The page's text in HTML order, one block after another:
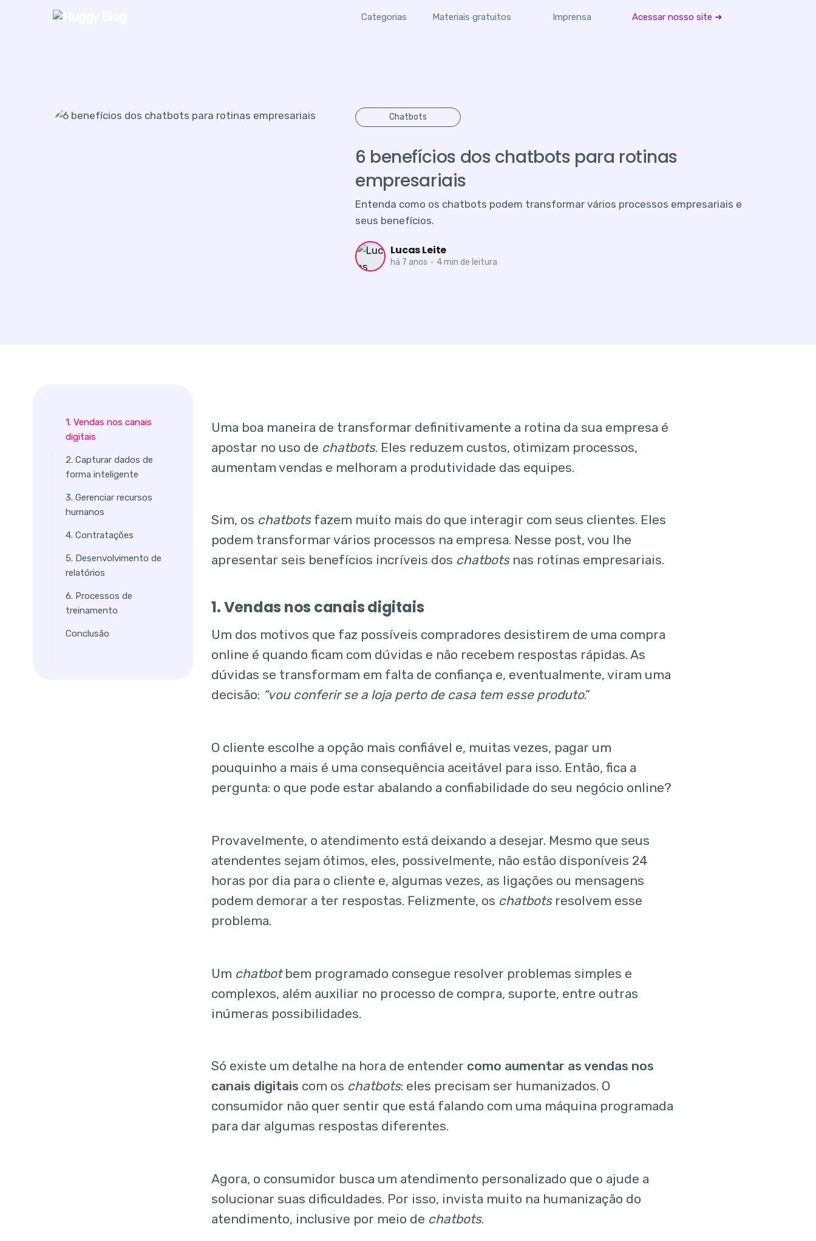
Categorias Materiais gratuitos Imprensa Acessar nosso site ➜
Chatbots
6 benefícios dos chatbots para rotinas
empresariais
Entenda como os chatbots podem transformar vários processos empresariais e
seus benefícios.
Lucas Leite
há 7 anos • 4 min de leitura
1. Vendas nos canais
digitais
2. Capturar dados de
forma inteligente
3. Gerenciar recursos
humanos
4. Contratações
5. Desenvolvimento de
relatórios
6. Processos de
treinamento
Conclusão
Uma boa maneira de transformar definitivamente a rotina da sua empresa é
apostar no uso de chatbots. Eles reduzem custos, otimizam processos,
aumentam vendas e melhoram a produtividade das equipes.
Sim, os chatbotsfazem muito mais do que interagir com seus clientes. Eles
podem transformar vários processos na empresa. Nesse post, vou lhe
apresentar seis benefícios incríveis dos chatbotsnas rotinas empresariais.
1. Vendas nos canais digitais
Um dos motivos que faz possíveis compradores desistirem de uma compra
online é quando ficam com dúvidas e não recebem respostas rápidas. As
dúvidas se transformam em falta de confiança e, eventualmente, viram uma
decisão: “vou conferir se a loja perto de casa tem esse produto.”
O cliente escolhe a opção mais confiável e, muitas vezes, pagar um
pouquinho a mais é uma consequência aceitável para isso. Então, fica a
pergunta: o que pode estar abalando a confiabilidade do seu negócio online?
Provavelmente, o atendimento está deixando a desejar. Mesmo que seus
atendentes sejam ótimos, eles, possivelmente, não estão disponíveis 24
horas por dia para o cliente e, algumas vezes, as ligações ou mensagens
podem demorar a ter respostas. Felizmente, os chatbotsresolvem esse
problema.
Um chatbotbem programado consegue resolver problemas simples e
complexos, além auxiliar no processo de compra, suporte, entre outras
inúmeras possibilidades.
Só existe um detalhe na hora de entender como aumentar as vendas nos
canais digitais com os chatbots: eles precisam ser humanizados. O
consumidor não quer sentir que está falando com uma máquina programada
para dar algumas respostas diferentes.
Agora, o consumidor busca um atendimento personalizado que o ajude a
solucionar suas dificuldades. Por isso, invista muito na humanização do
atendimento, inclusive por meio de chatbots.